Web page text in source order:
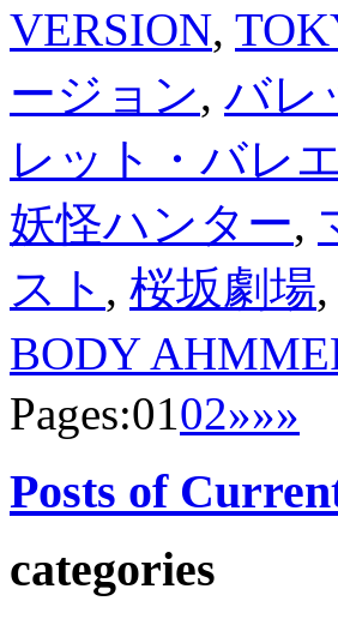
VERSION,
ージョン, バレ
レット・バレ
妖怪ハンター,
スト , 桜坂劇場,
BODY
Pages:0102»»»
Posts of
categories